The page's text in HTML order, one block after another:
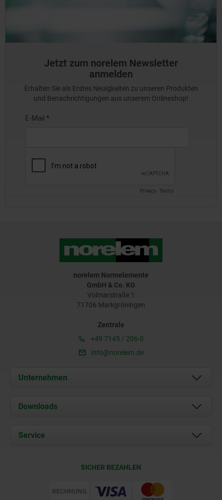
Jetzt zum norelem Newsletter
anmelden
Erhalten Sie als Erstes Neuigkeiten zu unseren Produkten
und Benachrichtigungen aus unserem Onlineshop!
norelem Normelemente
GmbH & Co. KG
Volmarstraße 1
71706 Markgröningen
Zentrale
+49 7145 / 206-0
info@norelem.de
Unternehmen
Über uns
Karriere
Downloads
Dokumente
Service
Web Support
SICHER BEZAHLEN